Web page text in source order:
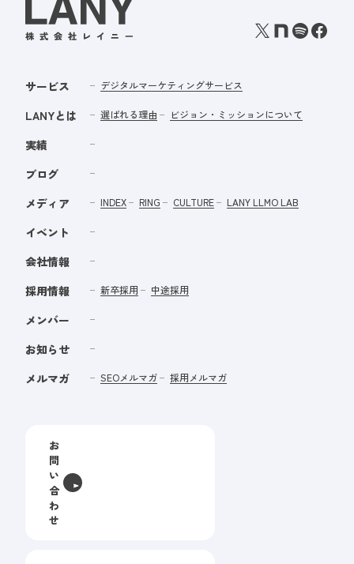
サービス デジタルマーケティングサービス
LANYとは 選ばれる理由 ビジョン・ミッションについて
実績
ブログ
メディア
INDEX RING CULTURE LANY LLMO LAB
イベント
会社情報
採用情報
新卒採用 中途採用
メンバー
お知らせ
メルマガ
SEOメルマガ 採用メルマガ
お
問
い
合
わ
せ